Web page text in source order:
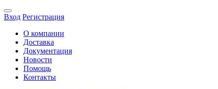
Вход Регистрация
О компании
Доставка
Документация
Новости
Помощь
Контакты